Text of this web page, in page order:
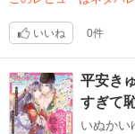
いいね 0件
平安き
すぎて
いぬかい